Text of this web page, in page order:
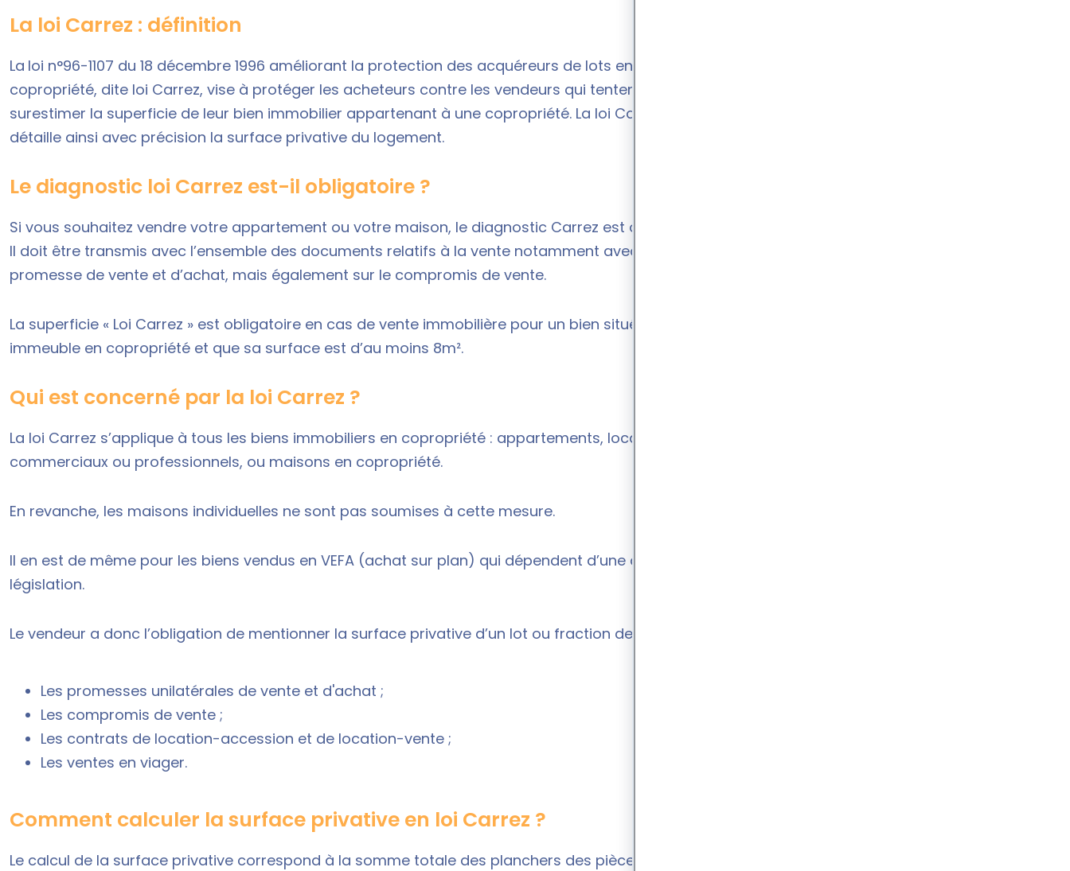
La loi Carrez : définition
La loi n°96-1107 du 18 décembre 1996 améliorant la protection des acquéreurs de lots en
copropriété, dite loi Carrez, vise à protéger les acheteurs contre les vendeurs qui tentent de
surestimer la superficie de leur bien immobilier appartenant à une copropriété. La loi Carrez
détaille ainsi avec précision la surface privative du logement.
Le diagnostic loi Carrez est-il obligatoire ?
Si vous souhaitez vendre votre appartement ou votre maison, le diagnostic Carrez est obligatoire.
Il doit être transmis avec l’ensemble des documents relatifs à la vente notamment avec la
promesse de vente et d’achat, mais également sur le compromis de vente.
La superficie « Loi Carrez » est obligatoire en cas de vente immobilière pour un bien situé dans un
immeuble en copropriété et que sa surface est d’au moins 8m².
Qui est concerné par la loi Carrez ?
La loi Carrez s’applique à tous les biens immobiliers en copropriété : appartements, locaux
commerciaux ou professionnels, ou maisons en copropriété.
En revanche, les maisons individuelles ne sont pas soumises à cette mesure.
Il en est de même pour les biens vendus en VEFA (achat sur plan) qui dépendent d’une autre
législation.
Le vendeur a donc l’obligation de mentionner la surface privative d’un lot ou fraction de lot pour :
Les promesses unilatérales de vente et d'achat ;
Les compromis de vente ;
Les contrats de location-accession et de location-vente ;
Les ventes en viager.
Comment calculer la surface privative en loi Carrez ?
Le calcul de la surface privative correspond à la somme totale des planchers des pièces